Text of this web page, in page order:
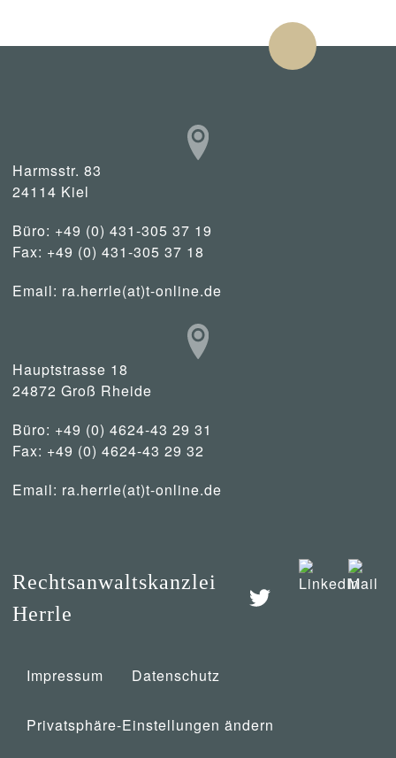
Harmsstr. 83
24114 Kiel
Büro: +49 (0) 431-305 37 19
Fax: +49 (0) 431-305 37 18
Email: ra.herrle(at)t-online.de
Hauptstrasse 18
24872 Groß Rheide
Büro: +49 (0) 4624-43 29 31
Fax: +49 (0) 4624-43 29 32
Email: ra.herrle(at)t-online.de
Rechtsanwaltskanzlei
Herrle
Impressum Datenschutz
Privatsphäre-Einstellungen ändern